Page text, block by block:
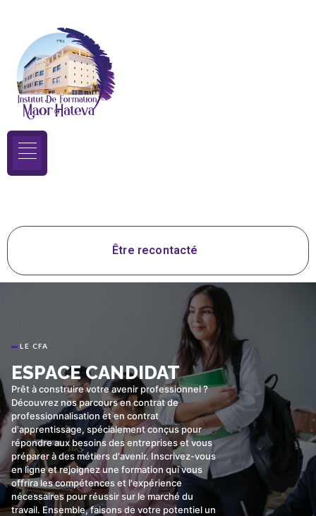
Être recontacté
LE CFA
ESPACE CANDIDAT
Prêt à construire votre avenir professionnel ?
Découvrez nos parcours en contrat de
professionnalisation et en contrat
d'apprentissage, spécialement conçus pour
répondre aux besoins des entreprises et vous
préparer à des métiers d'avenir. Inscrivez-vous
en ligne et rejoignez une formation qui vous
offrira les compétences et l'expérience
nécessaires pour réussir sur le marché du
travail. Ensemble, faisons de votre potentiel un